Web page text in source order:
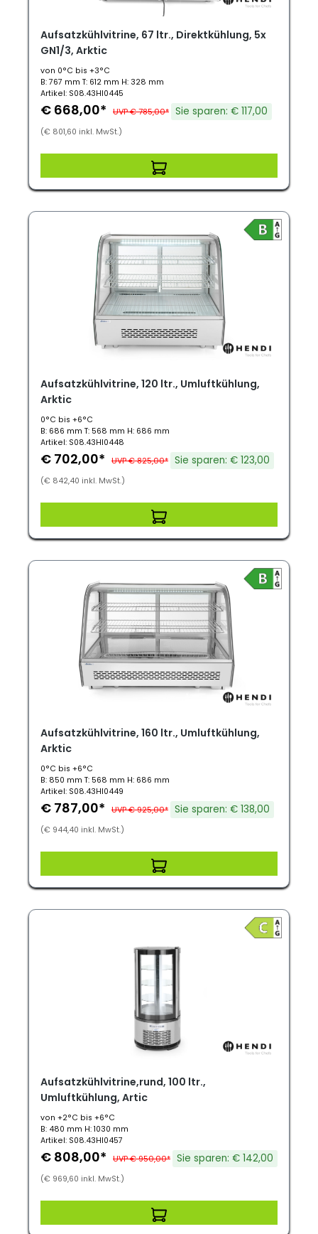
Aufsatzkühlvitrine, 67 ltr., Direktkühlung, 5x
GN1/3, Arktic
von 0°C bis +3°C
B: 767 mm T: 612 mm H: 328 mm
Artikel: S08.43HI0445
€ 668,00* UVP € 785,00* Sie sparen: € 117,00
(€ 801,60 inkl. MwSt.)
Aufsatzkühlvitrine, 120 ltr., Umluftkühlung,
Arktic
0°C bis +6°C
B: 686 mm T: 568 mm H: 686 mm
Artikel: S08.43HI0448
€ 702,00* UVP € 825,00* Sie sparen: € 123,00
(€ 842,40 inkl. MwSt.)
Aufsatzkühlvitrine, 160 ltr., Umluftkühlung,
Arktic
0°C bis +6°C
B: 850 mm T: 568 mm H: 686 mm
Artikel: S08.43HI0449
€ 787,00* UVP € 925,00* Sie sparen: € 138,00
(€ 944,40 inkl. MwSt.)
Aufsatzkühlvitrine,rund, 100 ltr.,
Umluftkühlung, Artic
von +2°C bis +6°C
B: 480 mm H: 1030 mm
Artikel: S08.43HI0457
€ 808,00* UVP € 950,00* Sie sparen: € 142,00
(€ 969,60 inkl. MwSt.)